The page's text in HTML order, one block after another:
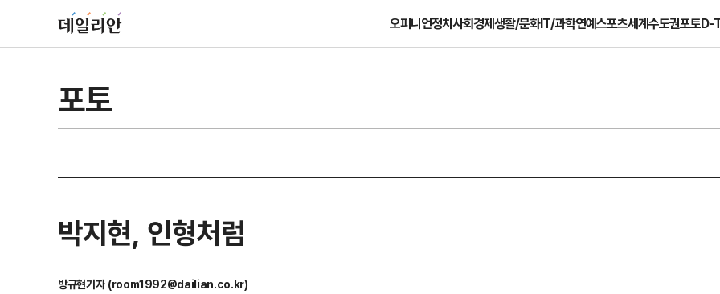
오피니언정치사회경제생활/문화IT/과학연예스포츠세계수도권포토D-
포토
박지현, 인형처럼
방규현기자 (room1992@dailian.co.kr)